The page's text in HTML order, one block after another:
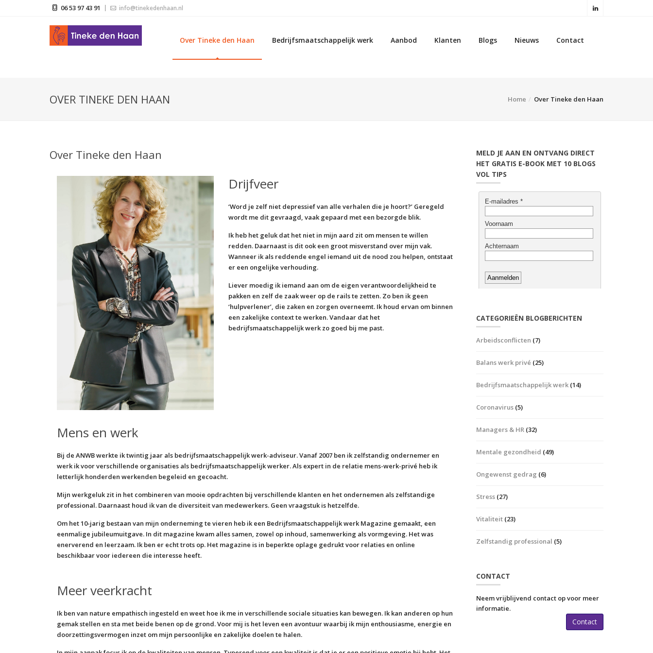
06 53 97 43 91 info@tinekedenhaan.nl
Over Tineke den Haan Bedrijfsmaatschappelijk werk Aanbod Klanten Blogs Nieuws Contact
OVER TINEKE DEN HAAN Home Over Tineke den Haan
Over Tineke den Haan
Drijfveer
‘Word je zelf niet depressief van alle verhalen die je hoort?’ Geregeld
wordt me dit gevraagd, vaak gepaard met een bezorgde blik.
Ik heb het geluk dat het niet in mijn aard zit om mensen te willen
redden. Daarnaast is dit ook een groot misverstand over mijn vak.
Wanneer ik als reddende engel iemand uit de nood zou helpen, ontstaat
er een ongelijke verhouding.
Liever moedig ik iemand aan om de eigen verantwoordelijkheid te
pakken en zelf de zaak weer op de rails te zetten. Zo ben ik geen
‘hulpverlener’, die zaken en zorgen overneemt. Ik houd ervan om binnen
een zakelijke context te werken. Vandaar dat het
bedrijfsmaatschappelijk werk zo goed bij me past.
Mens en werk
Bij de ANWB werkte ik twintig jaar als bedrijfsmaatschappelijk werk-adviseur. Vanaf 2007 ben ik zelfstandig ondernemer en
werk ik voor verschillende organisaties als bedrijfsmaatschappelijk werker. Als expert in de relatie mens-werk-privé heb ik
letterlijk honderden werkenden begeleid en gecoacht.
Mijn werkgeluk zit in het combineren van mooie opdrachten bij verschillende klanten en het ondernemen als zelfstandige
professional. Daarnaast houd ik van de diversiteit van medewerkers. Geen vraagstuk is hetzelfde.
Om het 10-jarig bestaan van mijn onderneming te vieren heb ik een Bedrijfsmaatschappelijk werk Magazine gemaakt, een
eenmalige jubileumuitgave. In dit magazine kwam alles samen, zowel op inhoud, samenwerking als vormgeving. Het was
enerverend en leerzaam. Ik ben er echt trots op. Het magazine is in beperkte oplage gedrukt voor relaties en online
beschikbaar voor iedereen die interesse heeft.
Meer veerkracht
Ik ben van nature empathisch ingesteld en weet hoe ik me in verschillende sociale situaties kan bewegen. Ik kan anderen op hun
gemak stellen en sta met beide benen op de grond. Voor mij is het leven een avontuur waarbij ik mijn enthousiasme, energie en
doorzettingsvermogen inzet om mijn persoonlijke en zakelijke doelen te halen.
MELD JE AAN EN ONTVANG DIRECT
HET GRATIS E-BOOK MET 10 BLOGS
VOL TIPS
CATEGORIEËN BLOGBERICHTEN
Arbeidsconflicten (7)
Balans werk privé (25)
Bedrijfsmaatschappelijk werk(14)
Coronavirus(5)
Managers & HR(32)
Mentale gezondheid (49)
Ongewenst gedrag (6)
Stress(27)
Vitaliteit(23)
Zelfstandig professional (5)
CONTACT
Neem vrijblijvend contact op voor meer
informatie.
Contact